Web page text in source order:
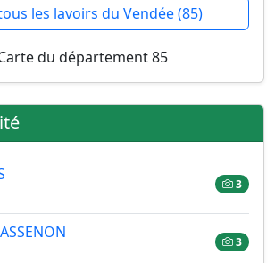
les lavoirs du Vendée (85)
3
3